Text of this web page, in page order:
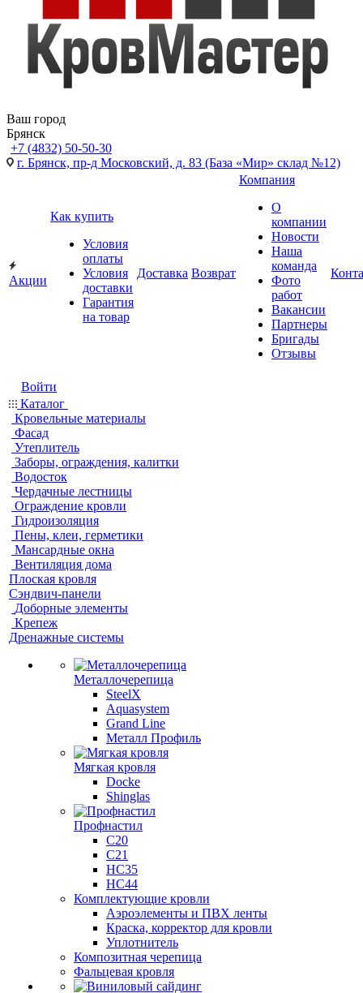
Ваш город
Брянск
+7 (4832) 50-50-30
г. Брянск, пр-д Московский, д. 83 (База «Мир» склад №12)
Акции
Как купить
Условия
оплаты
Условия
доставки
Гарантия
на товар
Доставка Возврат
Компания
О
компании
Новости
Наша
команда
Фото
работ
Вакансии
Партнеры
Бригады
Отзывы
Войти
Каталог
Кровельные материалы
Фасад
Утеплитель
Заборы, ограждения, калитки
Водосток
Чердачные лестницы
Ограждение кровли
Гидроизоляция
Пены, клеи, герметики
Мансардные окна
Вентиляция дома
Плоская кровля
Сэндвич-панели
Доборные элементы
Крепеж
Дренажные системы
Металлочерепица
SteelX
Aquasystem
Grand Line
Металл Профиль
Мягкая кровля
Docke
Shinglas
Профнастил
C20
C21
НС35
НС44
Комплектующие кровли
Аэроэлементы и ПВХ ленты
Краска, корректор для кровли
Уплотнитель
Композитная черепица
Фальцевая кровля